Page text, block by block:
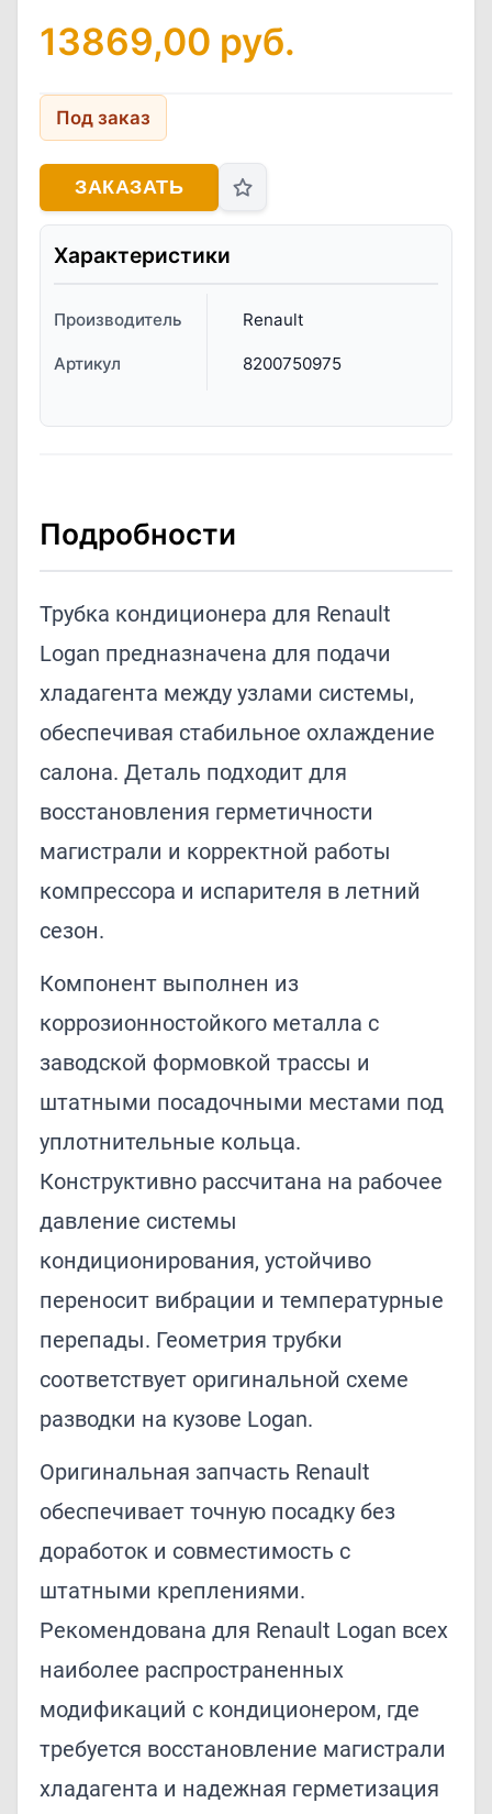
13869,00 руб.
Под заказ
ЗАКАЗАТЬ
Характеристики
Производитель Renault
Артикул 8200750975
Подробности
Трубка кондиционера для Renault
Logan предназначена для подачи
хладагента между узлами системы,
обеспечивая стабильное охлаждение
салона. Деталь подходит для
восстановления герметичности
магистрали и корректной работы
компрессора и испарителя в летний
сезон.
Компонент выполнен из
коррозионностойкого металла с
заводской формовкой трассы и
штатными посадочными местами под
уплотнительные кольца.
Конструктивно рассчитана на рабочее
давление системы
кондиционирования, устойчиво
переносит вибрации и температурные
перепады. Геометрия трубки
соответствует оригинальной схеме
разводки на кузове Logan.
Оригинальная запчасть Renault
обеспечивает точную посадку без
доработок и совместимость с
штатными креплениями.
Рекомендована для Renault Logan всех
наиболее распространенных
модификаций с кондиционером, где
требуется восстановление магистрали
хладагента и надежная герметизация